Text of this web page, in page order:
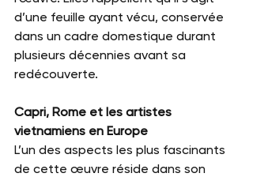
d’une feuille ayant vécu, conservée
dans un cadre domestique durant
plusieurs décennies avant sa
redécouverte.
Capri, Rome et les artistes
vietnamiens en Europe
L’un des aspects les plus fascinants
de cette œuvre réside dans son